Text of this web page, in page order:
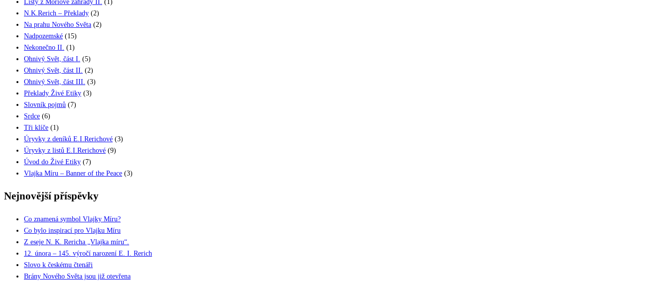
Listy z Moriové zahrady II. (1)
N.K.Rerich – Překlady (2)
Na prahu Nového Světa (2)
Nadpozemské (15)
Nekonečno II. (1)
Ohnivý Svět, část I. (5)
Ohnivý Svět, část II. (2)
Ohnivý Svět, část III. (3)
Překlady Živé Etiky (3)
Slovník pojmů (7)
Srdce (6)
Tři klíče (1)
Úryvky z deníků E.I.Rerichové (3)
Úryvky z listů E.I.Rerichové (9)
Úvod do Živé Etiky (7)
Vlajka Míru – Banner of the Peace (3)
Nejnovější příspěvky
Co znamená symbol Vlajky Míru?
Co bylo inspirací pro Vlajku Míru
Z eseje N. K. Rericha „Vlajka míru“.
12. února – 145. výročí narození E. I. Rerich
Slovo k českému čtenáři
Brány Nového Světa jsou již otevřena